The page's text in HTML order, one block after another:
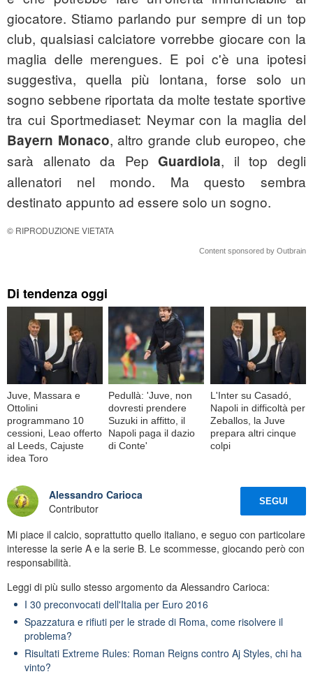
giocatore. Stiamo parlando pur sempre di un top
club, qualsiasi calciatore vorrebbe giocare con la
maglia delle merengues. E poi c'è una ipotesi
suggestiva, quella più lontana, forse solo un
sogno sebbene riportata da molte testate sportive
tra cui Sportmediaset: Neymar con la maglia del
Bayern Monaco, altro grande club europeo, che
sarà allenato da PepGuardiola, il top degli
allenatori nel mondo. Ma questo sembra
destinato appunto ad essere solo un sogno.
© RIPRODUZIONE VIETATA
Content sponsored by Outbrain
Di tendenza oggi
Juve, Massara e
Ottolini
programmano 10
cessioni, Leao offerto
al Leeds, Cajuste
idea Toro
Pedullà: 'Juve, non
dovresti prendere
Suzuki in affitto, il
Napoli paga il dazio
di Conte'
L'Inter su Casadó,
Napoli in difficoltà per
Zeballos, la Juve
prepara altri cinque
colpi
Alessandro Carioca
Contributor
SEGUI
Mi piace il calcio, soprattutto quello italiano, e seguo con particolare
interesse la serie A e la serie B. Le scommesse, giocando però con
responsabilità.
Leggi di più sullo stesso argomento da Alessandro Carioca:
I 30 preconvocati dell'Italia per Euro 2016
Spazzatura e rifiuti per le strade di Roma, come risolvere il
problema?
Risultati Extreme Rules: Roman Reigns contro Aj Styles, chi ha
vinto?